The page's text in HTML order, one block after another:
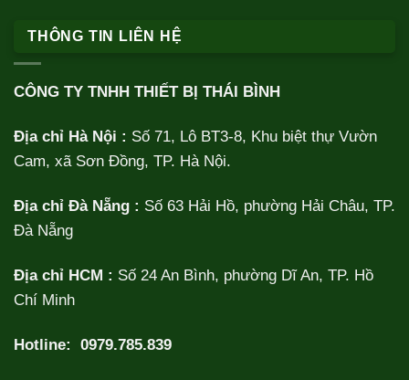
THÔNG TIN LIÊN HỆ
CÔNG TY TNHH THIẾT BỊ THÁI BÌNH
Địa chỉ Hà Nội : Số 71, Lô BT3-8, Khu biệt thự Vườn
Cam, xã Sơn Đồng, TP. Hà Nội.
Địa chỉ Đà Nẵng : Số 63 Hải Hồ, phường Hải Châu, TP.
Đà Nẵng
Địa chỉ HCM : Số 24 An Bình, phường Dĩ An, TP. Hồ
Chí Minh
Hotline: 0979.785.839